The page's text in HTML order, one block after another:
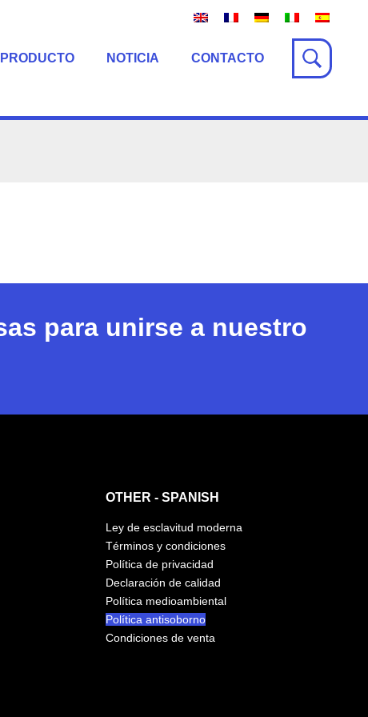
NOTICIA CONTACTO
para unirse a nuestro
OTHER - SPANISH
Ley de esclavitud moderna
Términos y condiciones
Política de privacidad
Declaración de calidad
Política medioambiental
Política antisoborno
Condiciones de venta